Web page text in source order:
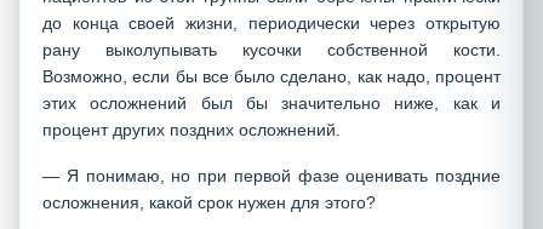
до конца своей жизни, периодически через открытую
рану выколупывать кусочки собственной кости.
Возможно, если бы все было сделано, как надо, процент
этих осложнений был бы значительно ниже, как и
процент других поздних осложнений.
— Я понимаю, но при первой фазе оценивать поздние
осложнения, какой срок нужен для этого?